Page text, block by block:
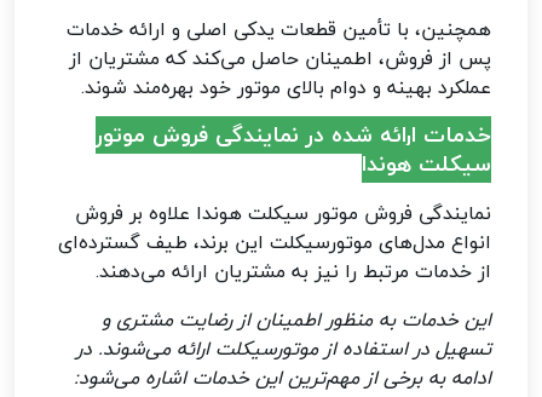
همچنین، با تأمین قطعات یدکی اصلی و ارائه خدمات
پس از فروش، اطمینان حاصل می‌کند که مشتریان از
عملکرد بهینه و دوام بالای موتور خود بهره‌مند شوند.
خدمات ارائه شده در نمایندگی‌ فروش موتور
سیکلت هوندا
نمایندگی‌ فروش موتور سیکلت هوندا علاوه بر فروش
انواع مدل‌های موتورسیکلت این برند، طیف گسترده‌ای
از خدمات مرتبط را نیز به مشتریان ارائه می‌دهند.
این خدمات به منظور اطمینان از رضایت مشتری و
تسهیل در استفاده از موتورسیکلت ارائه می‌شوند. در
ادامه به برخی از مهم‌ترین این خدمات اشاره می‌شود: